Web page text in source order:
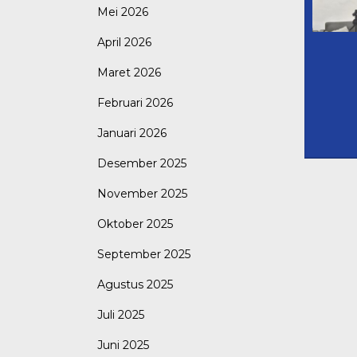
Mei 2026
April 2026
Maret 2026
Februari 2026
Januari 2026
Desember 2025
November 2025
Oktober 2025
September 2025
Agustus 2025
Juli 2025
Juni 2025